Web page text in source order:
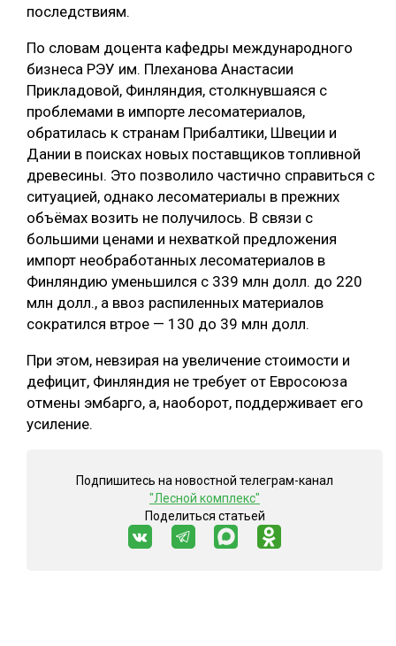
последствиям.
По словам доцента кафедры международного
бизнеса РЭУ им. Плеханова Анастасии
Прикладовой, Финляндия, столкнувшаяся с
проблемами в импорте лесоматериалов,
обратилась к странам Прибалтики, Швеции и
Дании в поисках новых поставщиков топливной
древесины. Это позволило частично справиться с
ситуацией, однако лесоматериалы в прежних
объёмах возить не получилось. В связи с
большими ценами и нехваткой предложения
импорт необработанных лесоматериалов в
Финляндию уменьшился с 339 млн долл. до 220
млн долл., а ввоз распиленных материалов
сократился втрое — 130 до 39 млн долл.
При этом, невзирая на увеличение стоимости и
дефицит, Финляндия не требует от Евросоюза
отмены эмбарго, а, наоборот, поддерживает его
усиление.
Подпишитесь на новостной телеграм-канал
"Лесной комплекс"
Поделиться статьей